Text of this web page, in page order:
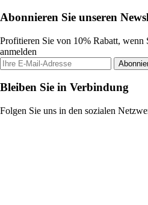
Abonnieren Sie unseren
Profitieren Sie von 10% Rabatt, wenn
anmelden
Bleiben Sie in Verbindung
Folgen Sie uns in den sozialen